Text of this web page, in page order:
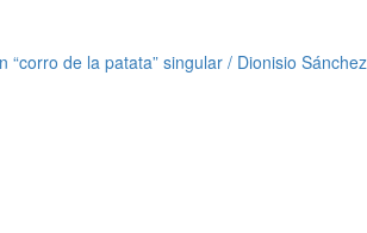
de la patata” singular / Dionisio Sánchez